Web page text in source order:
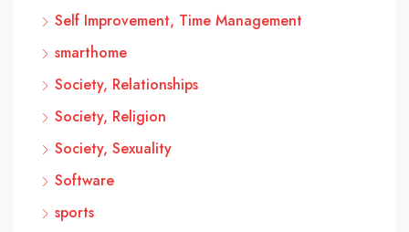
Self Improvement, Time Management
smarthome
Society, Relationships
Society, Religion
Society, Sexuality
Software
sports